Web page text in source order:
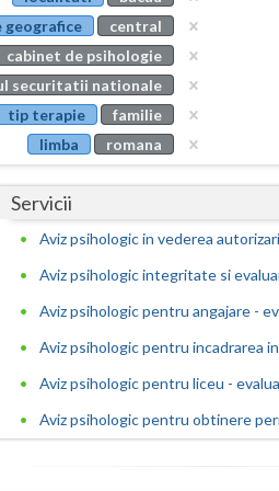
Buzau
Calarasi
Caras-Severin
Cluj
Constanta
Covasna
Dambovita
Dolj
geografice
central
cabinet de psihologie
securitatii nationale
tip terapie
familie
limba
romana
Servicii
Aviz psihologic in vederea
Aviz psihologic integritate si
Aviz psihologic pentru angajare -
Aviz psihologic pentru incadrarea in
Aviz psihologic pentru liceu -
Aviz psihologic pentru obtinere